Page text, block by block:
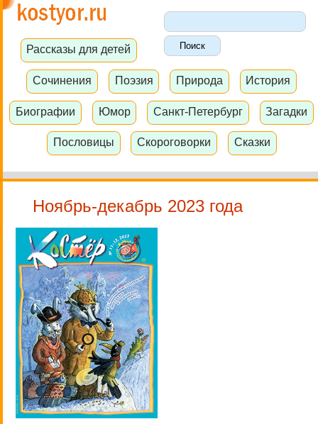
Рассказы для детей
Сочинения Поэзия Природа История
Биографии Юмор Санкт-Петербург Загадки
Пословицы Скороговорки Сказки
Ноябрь-декабрь 2023 года